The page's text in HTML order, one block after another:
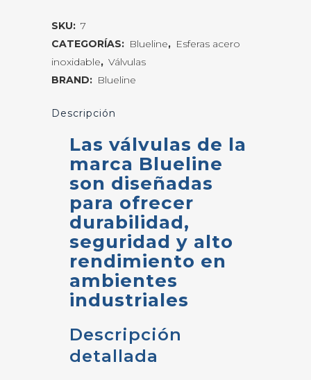
SKU: 7
CATEGORÍAS: Blueline, Esferas acero
inoxidable, Válvulas
BRAND: Blueline
Descripción
Las válvulas de la
marca Blueline
son diseñadas
para ofrecer
durabilidad,
seguridad y alto
rendimiento en
ambientes
industriales
Descripción
detallada